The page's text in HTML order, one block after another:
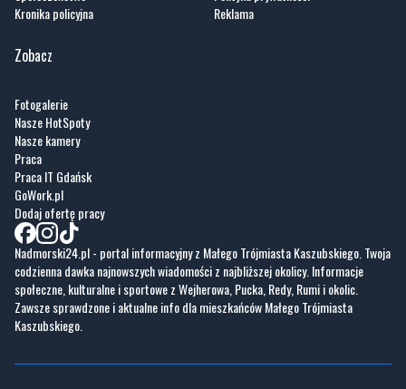
Kronika policyjna
Reklama
Zobacz
Fotogalerie
Nasze HotSpoty
Nasze kamery
Praca
Praca IT Gdańsk
GoWork.pl
Dodaj ofertę pracy
Nadmorski24.pl - portal informacyjny z Małego Trójmiasta Kaszubskiego. Twoja
codzienna dawka najnowszych wiadomości z najbliższej okolicy. Informacje
społeczne, kulturalne i sportowe z Wejherowa, Pucka, Redy, Rumi i okolic.
Zawsze sprawdzone i aktualne info dla mieszkańców Małego Trójmiasta
Kaszubskiego.